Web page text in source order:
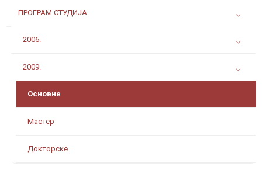
ПРОГРАМ СТУДИЈА
2006.
2009.
Основне
Мастер
Докторске